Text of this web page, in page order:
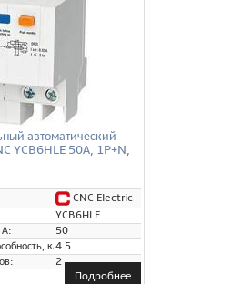
автоматический
YCB6HLE 50А, 1P+N,
CNC Electric
YCB6HLE
А:
50
кА:4.5
2
Подробнее